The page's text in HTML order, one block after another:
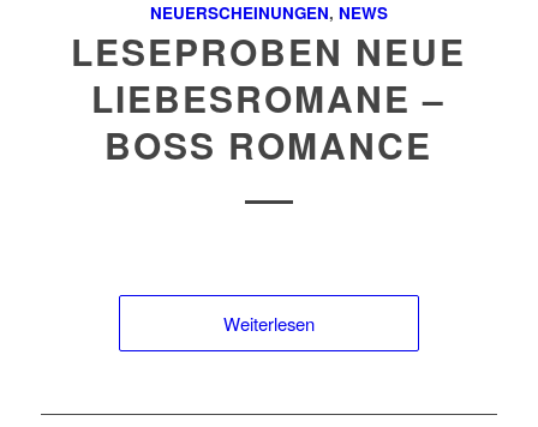
NEUERSCHEINUNGEN, NEWS
LESEPROBEN NEUE
LIEBESROMANE –
BOSS ROMANCE
Weiterlesen